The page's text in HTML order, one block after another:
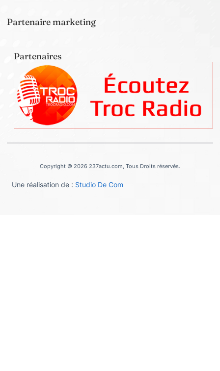
Partenaire marketing
Partenaires
Copyright © 2026 237actu.com, Tous Droits réservés.
Une réalisation de : Studio De Com